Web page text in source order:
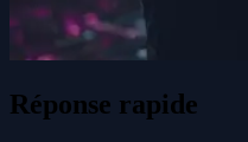
Réponse rapide